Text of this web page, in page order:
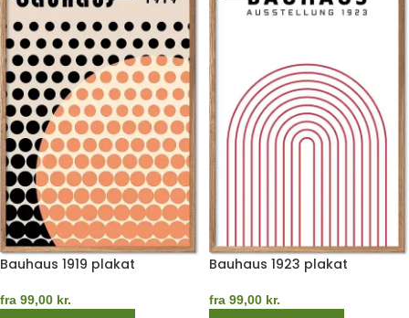
Bauhaus 1919 plakat
fra 99,00 kr.
Bauhaus 1923 plakat
fra 99,00 kr.